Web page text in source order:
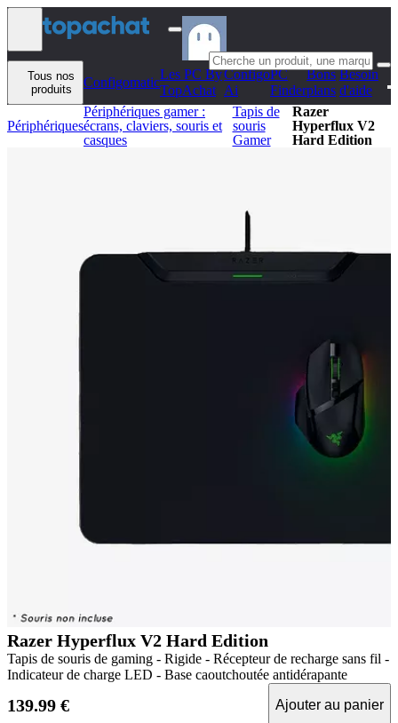
Aller au contenu
Tous nos
produits
Configomatic
Les PC By
TopAchat
Configo
Ai
PC
Finder
Bons
plans
Besoin
d'aide
Périphériques
Périphériques gamer :
écrans, claviers, souris et
casques
Tapis de
souris
Gamer
Razer
Hyperflux V2
Hard Edition
Razer Hyperflux V2 Hard Edition
Tapis de souris de gaming - Rigide - Récepteur de recharge sans fil -
Indicateur de charge LED - Base caoutchoutée antidérapante
139.99 €
Ajouter au panier